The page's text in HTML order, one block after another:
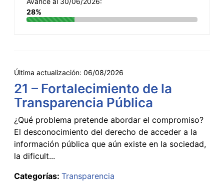
28%
Última actualización: 06/08/2026
21 – Fortalecimiento de la
Transparencia Pública
¿Qué problema pretende abordar el compromiso?
El desconocimiento del derecho de acceder a la
información pública que aún existe en la sociedad,
la dificult...
Categorías: Transparencia